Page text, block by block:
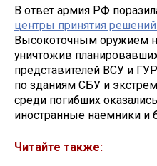
В ответ армия РФ
центры принятия
Высокоточным оружием
уничтожив
представителей ВСУ и
по зданиям СБУ и
среди погибших
иностранные наемники и
Читайте также: